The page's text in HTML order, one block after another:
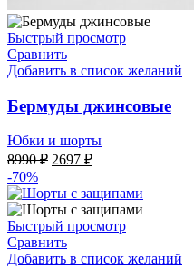
Быстрый просмотр
Сравнить
Добавить в список желаний
Бермуды джинсовые
Юбки и шорты
8990₽ Первоначальная
составляла
8990 ₽.
2697 ₽Текущая
2697 ₽.
-70%
Быстрый просмотр
Сравнить
Добавить в список желаний